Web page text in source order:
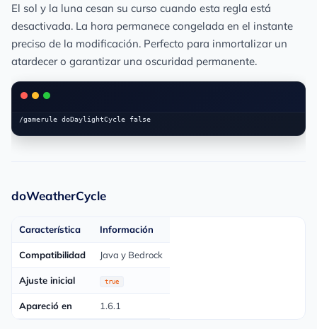
El sol y la luna cesan su curso cuando esta regla está
desactivada. La hora permanece congelada en el instante
preciso de la modificación. Perfecto para inmortalizar un
atardecer o garantizar una oscuridad permanente.
doWeatherCycle
Característica Información
Compatibilidad Java y Bedrock
Ajuste inicial true
Apareció en 1.6.1